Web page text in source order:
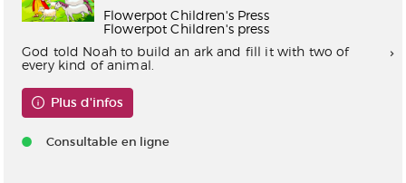
Flowerpot Children's Press
Flowerpot Children's press
God told Noah to build an ark and fill it with two of
every kind of animal.
Plus d'infos
Consultable en ligne